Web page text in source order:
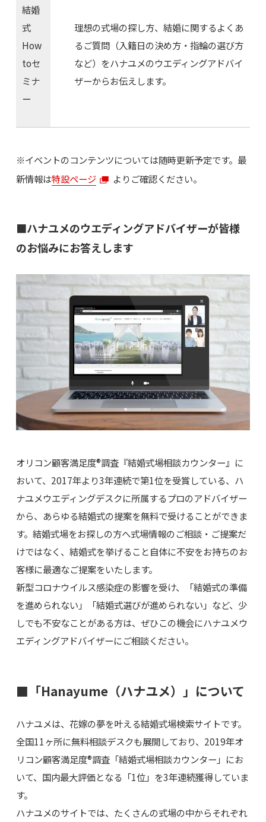
結婚
式
How
toセ
ミナ
ー
理想の式場の探し方、結婚に関するよくあ
るご質問（入籍日の決め方・指輪の選び方
など）をハナユメのウエディングアドバイ
ザーからお伝えします。
※イベントのコンテンツについては随時更新予定です。最
新情報は特設ページ よりご確認ください。
■ハナユメのウエディングアドバイザーが皆様
のお悩みにお答えします
オリコン顧客満足度®調査『結婚式場相談カウンター』に
おいて、2017年より3年連続で第1位を受賞している、ハ
ナユメウエディングデスクに所属するプロのアドバイザー
から、あらゆる結婚式の提案を無料で受けることができま
す。結婚式場をお探しの方へ式場情報のご相談・ご提案だ
けではなく、結婚式を挙げること自体に不安をお持ちのお
客様に最適なご提案をいたします。
新型コロナウイルス感染症の影響を受け、「結婚式の準備
を進められない」「結婚式選びが進められない」など、少
しでも不安なことがある方は、ぜひこの機会にハナユメウ
エディングアドバイザーにご相談ください。
■「Hanayume（ハナユメ）」について
ハナユメは、花嫁の夢を叶える結婚式場検索サイトです。
全国11ヶ所に無料相談デスクも展開しており、2019年オ
リコン顧客満足度®調査「結婚式場相談カウンター」にお
いて、国内最大評価となる「1位」を3年連続獲得していま
す。
ハナユメのサイトでは、たくさんの式場の中からそれぞれ